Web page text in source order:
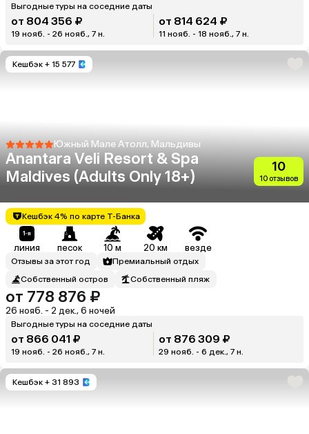
Выгодные туры на соседние даты
от 804 356 ₽
19 нояб. - 26 нояб., 7 н.
от 814 624 ₽
11 нояб. - 18 нояб., 7 н.
Кешбэк + 15 577
Южный Мале Атолл, Мальдивы
Anantara Veli Resort & Spa
Maldives (Adults Only 18+)
10
10 отзывов
Кешбэк 4% по карте Т-Банка
линия песок 10 м 20 км везде
Отзывы за этот год
Премиальный отдых
Собственный остров
Собственный пляж
от 778 876 ₽
26 нояб. - 2 дек., 6 ночей
Выгодные туры на соседние даты
от 866 041 ₽
19 нояб. - 26 нояб., 7 н.
от 876 309 ₽
29 нояб. - 6 дек., 7 н.
Кешбэк + 31 893